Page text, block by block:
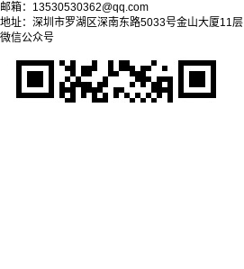
邮箱：13530530362@qq.com
地址：深圳市罗湖区深南东路5033号金山大厦11层
微信公众号